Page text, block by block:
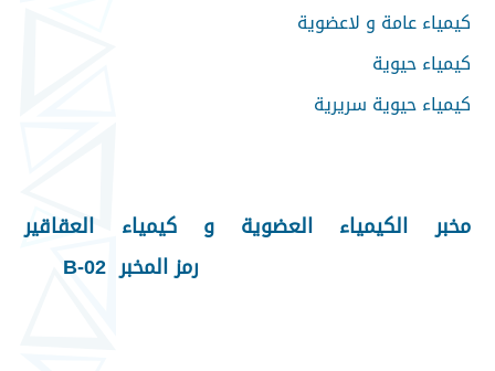
كيمياء عامة و لاعضوية
كيمياء حيوية
كيمياء حيوية سريرية
مخبر الكيمياء العضوية و كيمياء العقاقير
رمز المخبر B-02